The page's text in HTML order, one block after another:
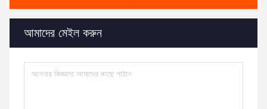
আমাদের মেইল করুন